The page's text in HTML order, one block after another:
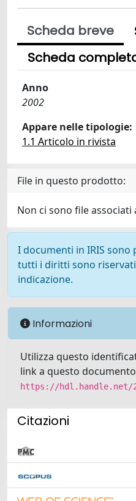
Scheda breve
Scheda
Anno
2002
Appare nelle tipologie:
1.1 Articolo in rivista
File in questo prodotto:
Non ci sono file
I documenti in IRIS
tutti i diritti sono
indicazione.
Informazioni
Utilizza questo
link a questo
https://hdl.handle.net/
Citazioni